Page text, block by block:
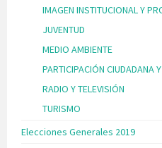
IMAGEN INSTITUCIONAL Y
JUVENTUD
MEDIO AMBIENTE
PARTICIPACIÓN CIUDADANA
RADIO Y TELEVISIÓN
TURISMO
Elecciones Generales 2019